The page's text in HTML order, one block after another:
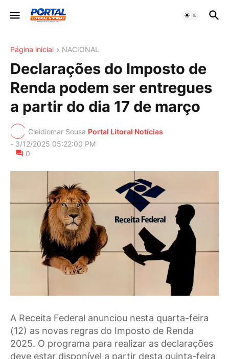
Página inicial NACIONAL
Declarações do Imposto de
Renda podem ser entregues
a partir do dia 17 de março
Cleidiomar Sousa Portal Litoral Notícias
- 3/12/2025 05:22:00 PM
0
A Receita Federal anunciou nesta quarta-feira
(12) as novas regras do Imposto de Renda
2025. O programa para realizar as declarações
deve estar disponível a partir desta quinta-feira